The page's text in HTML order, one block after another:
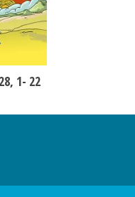
1- 22
dont vos informations sont